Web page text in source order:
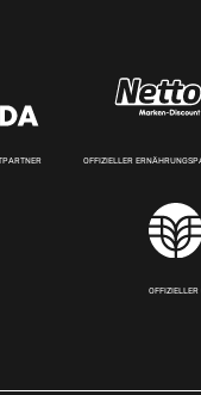
OFFIZIELLER